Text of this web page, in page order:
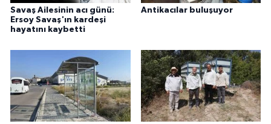
Savaş Ailesinin acı günü:
Ersoy Savaş'ın kardeşi
hayatını kaybetti
Antikacılar buluşuyor